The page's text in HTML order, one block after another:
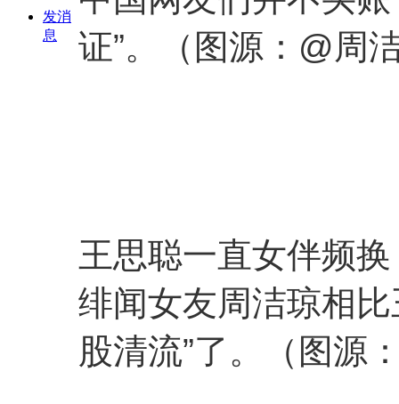
发消
息
证”。（图源：@周
王思聪一直女伴频
绯闻女友周洁琼相
股清流”了。（图源